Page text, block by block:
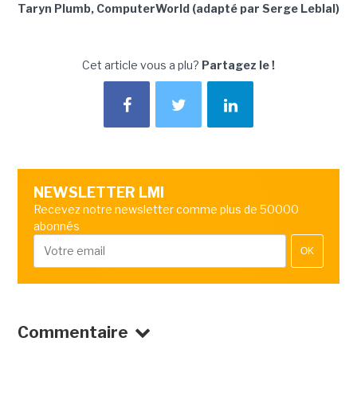
Taryn Plumb, ComputerWorld (adapté par Serge Leblal)
Cet article vous a plu? Partagez le !
NEWSLETTER LMI
Recevez notre newsletter comme plus de 50000
abonnés
OK
Commentaire